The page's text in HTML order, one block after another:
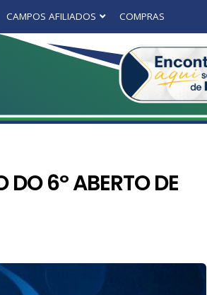
CAMPOS AFILIADOS COMPRAS
6º ABERTO DE